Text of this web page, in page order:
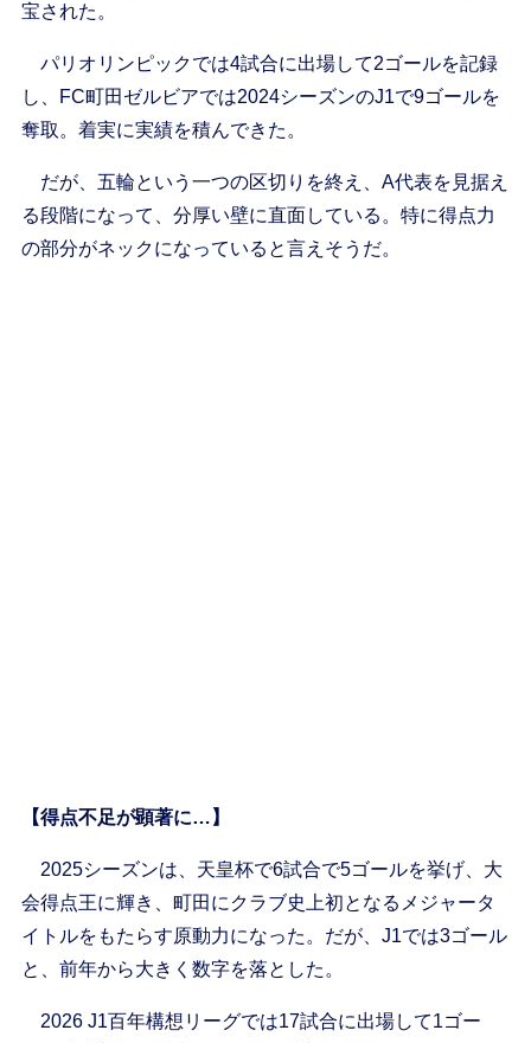
宝された。
パリオリンピックでは4試合に出場して2ゴールを記録
し、FC町田ゼルビアでは2024シーズンのJ1で9ゴールを
奪取。着実に実績を積んできた。
だが、五輪という一つの区切りを終え、A代表を見据え
る段階になって、分厚い壁に直面している。特に得点力
の部分がネックになっていると言えそうだ。
【得点不足が顕著に…】
2025シーズンは、天皇杯で6試合で5ゴールを挙げ、大
会得点王に輝き、町田にクラブ史上初となるメジャータ
イトルをもたらす原動力になった。だが、J1では3ゴール
と、前年から大きく数字を落とした。
2026 J1百年構想リーグでは17試合に出場して1ゴー